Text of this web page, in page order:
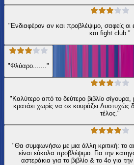
"Ενδιαφέρον αν και προβλέψιμο, σαφείς
και fight club."
"Φλύαρο......."
"Καλύτερο από το δεύτερο βιβλίο
κρατάει χωρίς να σε κουράζει.Δυστυχώς
τέλος."
"Θα συμφωνήσω με μια άλλη κριτική: το
είναι εύκολα προβλέψιμο. Για την
αστεράκια για το βιβλίο & το 4ο για